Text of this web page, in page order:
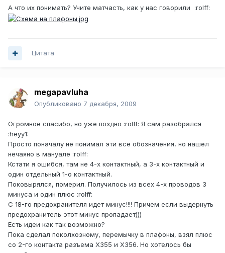
А что их понимать? Учите матчасть, как у нас говорили :rolff:
Цитата
megapavluha
Опубликовано 7 декабря, 2009
Огромное спасибо, но уже поздно :rolff: Я сам разобрался
:heyy1:
Просто поначалу не понимал эти все обозначения, но нашел
нечаяно в мануале :rolff:
Кстати я ошибся, там не 4-х контактный, а 3-х контактный и
один отдельный 1-о контактный.
Поковырялся, померил. Получилось из всех 4-х проводов 3
минуса и один плюс :rolff:
С 18-го предохранителя идет минус!!!! Причем если выдернуть
предохранитель этот минус пропадает)))
Есть идеи как так возможно?
Пока сделал поколхозному, перемычку в плафоны, взял плюс
со 2-го контакта разъема X355 и X356. Но хотелось бы